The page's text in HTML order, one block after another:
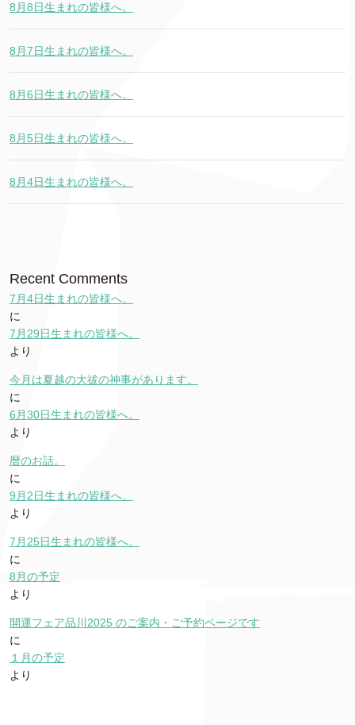
8月8日生まれの皆様へ。
8月7日生まれの皆様へ。
8月6日生まれの皆様へ。
8月5日生まれの皆様へ。
8月4日生まれの皆様へ。
Recent Comments
7月4日生まれの皆様へ。
に
7月29日生まれの皆様へ。
より
今月は夏越の大祓の神事があります。
に
6月30日生まれの皆様へ。
より
暦のお話。
に
9月2日生まれの皆様へ。
より
7月25日生まれの皆様へ。
に
8月の予定
より
開運フェア品川2025 のご案内・ご予約ページです
に
１月の予定
より